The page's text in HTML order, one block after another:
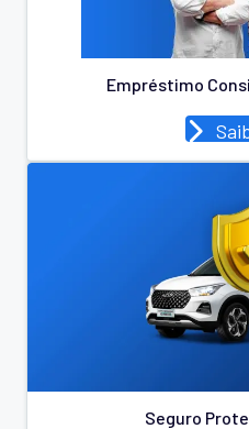
Empréstimo
Seguro